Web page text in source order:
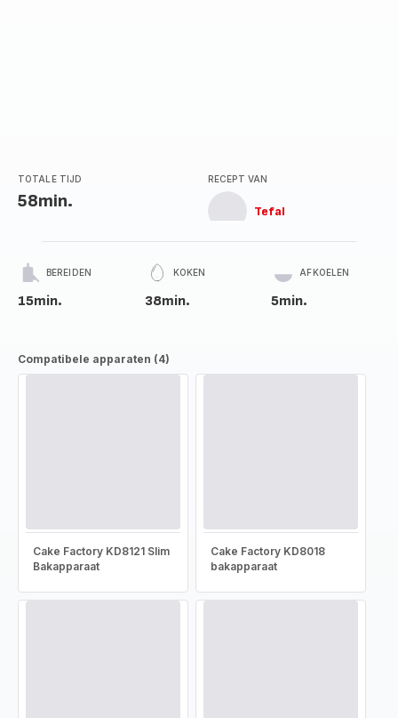
TOTALE TIJD
58min.
RECEPT VAN
Tefal
BEREIDEN
15min.
KOKEN
38min.
AFKOELEN
5min.
Compatibele apparaten (4)
Cake Factory KD8121 Slim
Bakapparaat
Cake Factory KD8018
bakapparaat